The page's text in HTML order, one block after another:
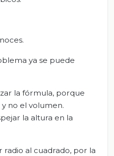
ya se puede
la fórmula, porque
no el volumen.
la altura en la
radio al cuadrado, por la